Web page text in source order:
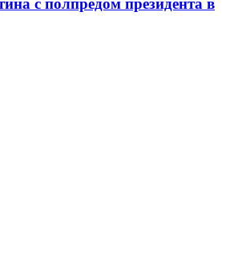
с полпредом президента в